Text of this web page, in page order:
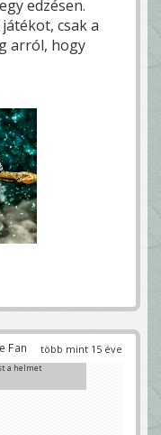
edzésen.
csak a
arról, hogy
több mint 15 éve
Fan
a helmet